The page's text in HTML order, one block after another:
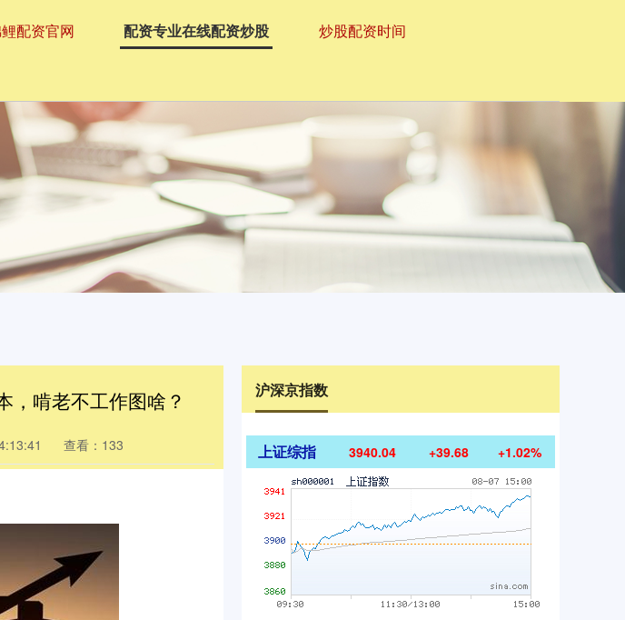
配资官网 配资专业在线配资炒股 炒股配资时间
，啃老不工作图啥？
查看：133
沪深京指数
上证综指 3940.04 +39.68 +1.02%